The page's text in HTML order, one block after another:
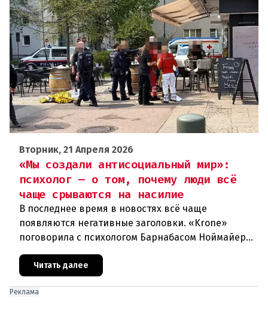
Вторник, 21 Апреля 2026
«Мы создали антисоциальный мир»:
психолог — о том, почему люди всё
чаще срываются на насилие
В последнее время в новостях всё чаще
появляются негативные заголовки. «Krone»
поговорила с психологом Барнабасом Ноймайером
о текущем настроении в Австрии и спросила, как
множественные кризисы влияют
Читать далее
Реклама